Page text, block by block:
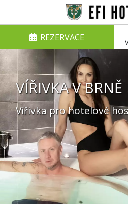
REZERVACE
VÍŘIVKA V BRNĚ
Vířivka pro hotelové